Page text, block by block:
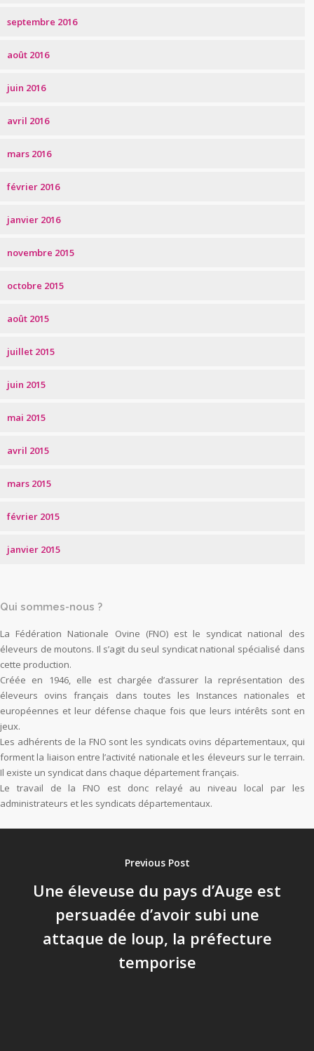
septembre 2016
août 2016
juin 2016
avril 2016
mars 2016
février 2016
janvier 2016
novembre 2015
octobre 2015
août 2015
juillet 2015
juin 2015
mai 2015
avril 2015
mars 2015
février 2015
janvier 2015
Qui sommes-nous ?
La Fédération Nationale Ovine (FNO) est le syndicat national des
éleveurs de moutons. Il s’agit du seul syndicat national spécialisé dans
cette production.
Créée en 1946, elle est chargée d’assurer la représentation des
éleveurs ovins français dans toutes les Instances nationales et
européennes et leur défense chaque fois que leurs intérêts sont en
jeux.
Les adhérents de la FNO sont les syndicats ovins départementaux, qui
forment la liaison entre l’activité nationale et les éleveurs sur le terrain.
Il existe un syndicat dans chaque département français.
Le travail de la FNO est donc relayé au niveau local par les
administrateurs et les syndicats départementaux.
Previous Post
Une éleveuse du pays d’Auge est
persuadée d’avoir subi une
attaque de loup, la préfecture
temporise